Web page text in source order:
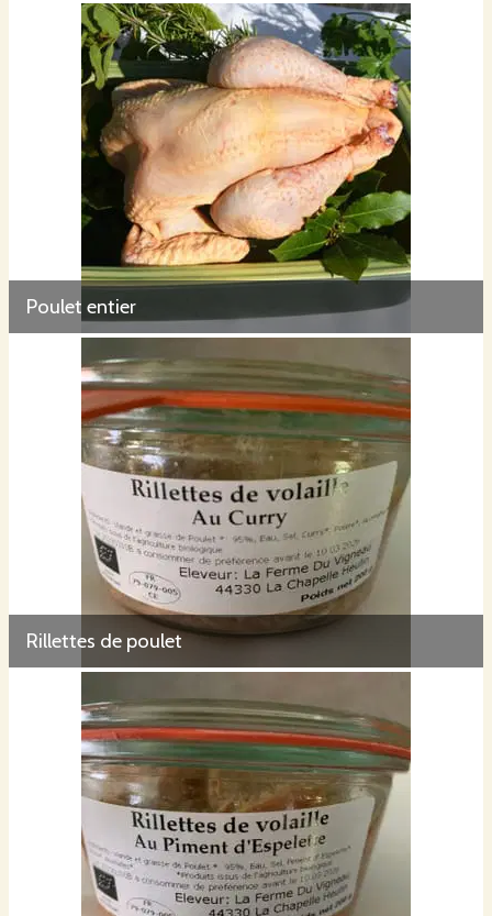
Poulet entier
Rillettes de poulet